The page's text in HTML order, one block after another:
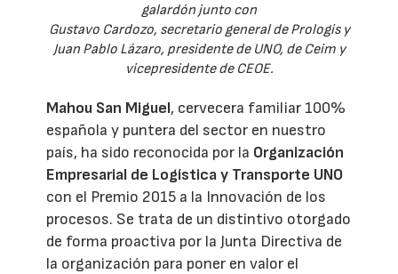
galardón junto con
Gustavo Cardozo, secretario general de Prologis y
Juan Pablo Lázaro, presidente de UNO, de Ceim y
vicepresidente de CEOE.
Mahou San Miguel, cervecera familiar 100%
española y puntera del sector en nuestro
país, ha sido reconocida por la Organización
Empresarial de Logística y Transporte UNO
con el Premio 2015 a la Innovación de los
procesos. Se trata de un distintivo otorgado
de forma proactiva por la Junta Directiva de
la organización para poner en valor el